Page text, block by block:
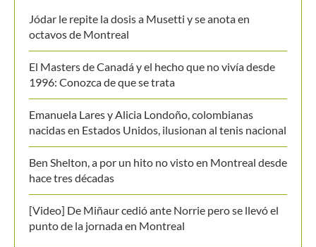
Jódar le repite la dosis a Musetti y se anota en
octavos de Montreal
El Masters de Canadá y el hecho que no vivía desde
1996: Conozca de que se trata
Emanuela Lares y Alicia Londoño, colombianas
nacidas en Estados Unidos, ilusionan al tenis nacional
Ben Shelton, a por un hito no visto en Montreal desde
hace tres décadas
[Video] De Miñaur cedió ante Norrie pero se llevó el
punto de la jornada en Montreal